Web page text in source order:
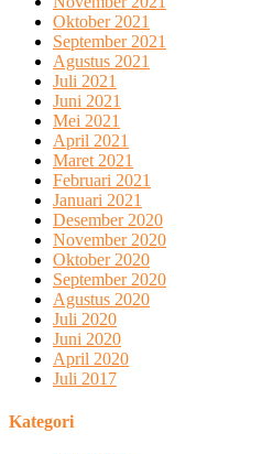
Oktober 2021
September 2021
Agustus 2021
Juli 2021
Juni 2021
Mei 2021
April 2021
Maret 2021
Februari 2021
Januari 2021
Desember 2020
November 2020
Oktober 2020
September 2020
Agustus 2020
Juli 2020
Juni 2020
April 2020
Juli 2017
Kategori